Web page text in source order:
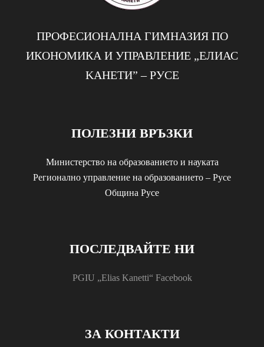
ПРОФЕСИОНАЛНА ГИМНАЗИЯ ПО
ИКОНОМИКА И УПРАВЛЕНИЕ „EЛИАС
KАНЕТИ” – РУСЕ
ПОЛЕЗНИ ВРЪЗКИ
Министерство на образованието и науката
Регионално управление на образованието – Русе
Община Русе
ПОСЛЕДВАЙТЕ НИ
PGIU „Elias Kanetti“ Facebook
ЗА КОНТАКТИ